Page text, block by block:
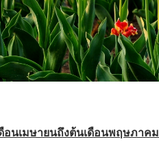
อนเมษายนถึงต้นเดือนพฤษภาคม